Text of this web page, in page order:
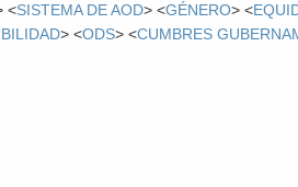
<SISTEMA DE AOD> <GÉNERO> <
> <ODS> <CUMBRES